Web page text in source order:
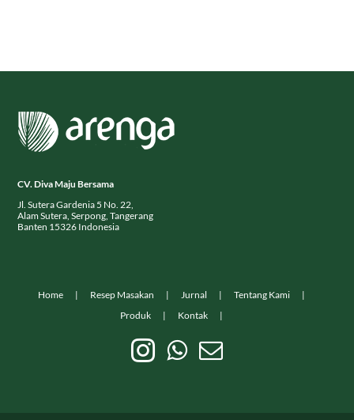
CV. Diva Maju Bersama
Jl. Sutera Gardenia 5 No. 22,
Alam Sutera, Serpong, Tangerang
Banten 15326 Indonesia
Home Resep Masakan Jurnal
Tentang Kami
Produk
Kontak